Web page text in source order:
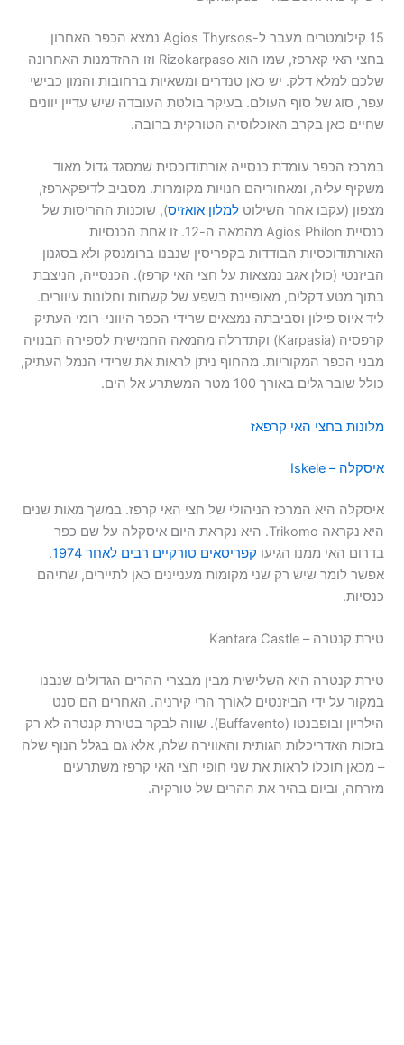
15 קילומטרים מעבר ל-Agios Thyrsos נמצא הכפר האחרון
בחצי האי קארפז, שמו הוא Rizokarpaso וזו ההזדמנות האחרונה
שלכם למלא דלק. יש כאן טנדרים ומשאיות ברחובות והמון כבישי
עפר, סוג של סוף העולם. בעיקר בולטת העובדה שיש עדיין יוונים
שחיים כאן בקרב האוכלוסיה הטורקית ברובה.
במרכז הכפר עומדת כנסייה אורתודוכסית שמסגד גדול מאוד
משקיף עליה, ומאחוריהם חנויות מקומרות. מסביב לדיפקארפז,
מצפון (עקבו אחר השילוטלמלון אואזיס), שוכנות ההריסות של
כנסיית Agios Philon מהמאה ה-12. זו אחת הכנסיות
האורתודוכסיות הבודדות בקפריסין שנבנו ברומנסק ולא בסגנון
הביזנטי (כולן אגב נמצאות על חצי האי קרפז). הכנסייה, הניצבת
בתוך מטע דקלים, מאופיינת בשפע של קשתות וחלונות עיוורים.
ליד איוס פילון וסביבתה נמצאים שרידי הכפר היווני-רומי העתיק
קרפסיה (Karpasia) וקתדרלה מהמאה החמישית לספירה הבנויה
מבני הכפר המקוריות. מהחוף ניתן לראות את שרידי הנמל העתיק,
כולל שובר גלים באורך 100 מטר המשתרע אל הים.
מלונות בחצי האי קרפאז
איסקלה – Iskele
איסקלה היא המרכז הניהולי של חצי האי קרפז. במשך מאות שנים
היא נקראה Trikomo. היא נקראת היום איסקלה על שם כפר
בדרום האי ממנו הגיעו קפריסאים טורקיים רבים לאחר 1974
.
אפשר לומר שיש רק שני מקומות מעניינים כאן לתיירים, שתיהם
כנסיות.
טירת קנטרה – Kantara Castle
טירת קנטרה היא השלישית מבין מבצרי ההרים הגדולים שנבנו
במקור על ידי הביזנטים לאורך הרי קירניה. האחרים הם סנט
הילריון ובופבנטו (Buffavento). שווה לבקר בטירת קנטרה לא רק
בזכות האדריכלות הגותית והאווירה שלה, אלא גם בגלל הנוף שלה
– מכאן תוכלו לראות את שני חופי חצי האי קרפז משתרעים
מזרחה, וביום בהיר את ההרים של טורקיה.